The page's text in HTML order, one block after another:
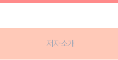
저자소개